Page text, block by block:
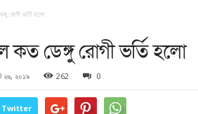
রোগী ভর্তি হলো
কত ডেঙ্গু রোগী ভর্তি হলো
২৬, ২০১৯ 262 0
Twitter